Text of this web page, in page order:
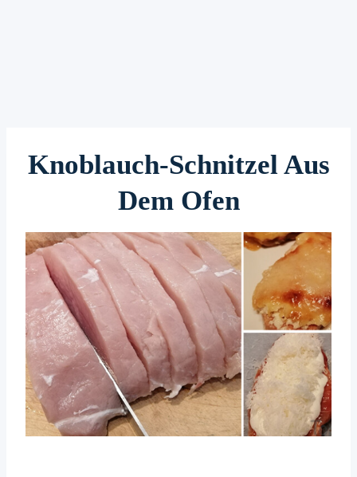
Knoblauch-Schnitzel Aus
Dem Ofen